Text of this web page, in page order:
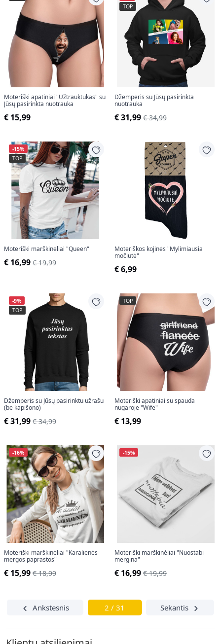
Moteriški apatiniai "Užtrauktukas" su
Jūsų pasirinkta nuotrauka
€ 15,99
TOP
Džemperis su Jūsų pasirinkta
nuotrauka
€ 31,99 € 34,99
-15%
TOP
Moteriški marškinėliai "Queen"
€ 16,99 € 19,99
Moteriškos kojinės "Mylimiausia
močiutė"
€ 6,99
-9%
TOP
Džemperis su Jūsų pasirinktu užrašu
(be kapišono)
€ 31,99 € 34,99
TOP
Moteriški apatiniai su spauda
nugaroje "Wife"
€ 13,99
-16%
Moteriški marškinėliai "Karalienės
mergos paprastos"
€ 15,99 € 18,99
-15%
Moteriški marškinėliai "Nuostabi
mergina"
€ 16,99 € 19,99
Ankstesnis 2 / 31 Sekantis